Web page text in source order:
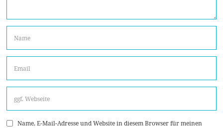
Name, E-Mail-Adresse und Website in diesem Browser für meinen